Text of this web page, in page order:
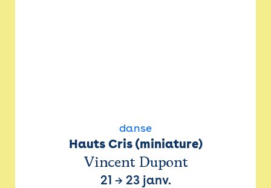
danse
Hauts Cris (miniature)
Vincent Dupont
21 → 23 janv.